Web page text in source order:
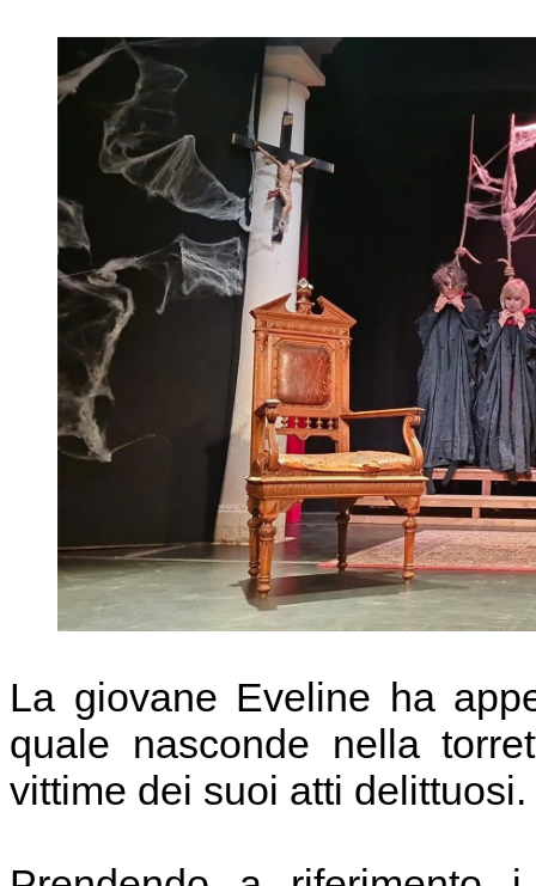
La giovane Eveline ha
quale nasconde nella
vittime dei suoi atti delittuosi.